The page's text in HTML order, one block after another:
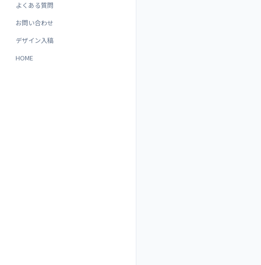
よくある質問
お問い合わせ
デザイン入稿
HOME